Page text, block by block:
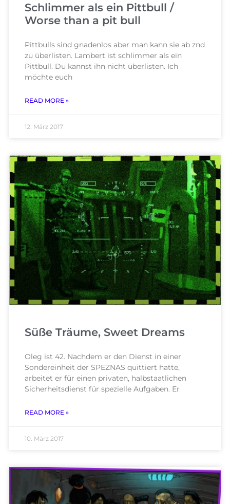
Schlimmer als ein Pittbull /
Worse than a pit bull
Pittbulls sind gnadenlos aber man kann sie ab znd
zu überlisten. Lambert ist schlimmer als ein
Pittbull. Du kannst ihn nicht überlisten. Ich
möchte euch
READ MORE »
12. März 2017
Süße Träume, Sweet Dreams
Oleg ist 42. Nachdem er den Dienst in einer
Sondereinheit der SPEZNAS quittiert hatte,
arbeitet er für einen privaten, halbstaatlichen
Sicherheitsdienst für spezielle Aufgaben. Er
READ MORE »
10. März 2017